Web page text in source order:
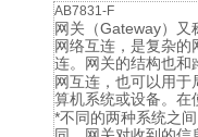
AB7831-F
网关（Gateway）
网络互连，是复杂
连。网关的结构也和
网互连，也可以用
算机系统或设备。在
*不同的两种系统之